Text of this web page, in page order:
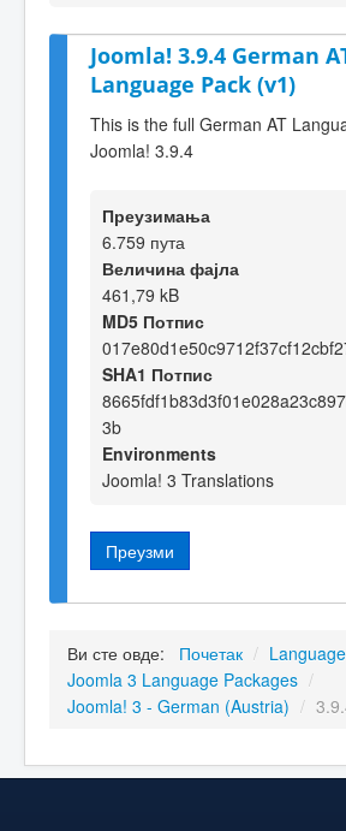
Joomla! 3.9.4 German
Language Pack (v1)
This is the full German AT
Joomla! 3.9.4
Преузимања
6.759 пута
Величина фајла
461,79 kB
MD5 Потпис
SHA1 Потпис
3b
Environments
Joomla! 3 Translations
Преузми
Ви сте овде: Почетак /
Joomla 3 Language Packages /
Joomla! 3 - German (Austria) /